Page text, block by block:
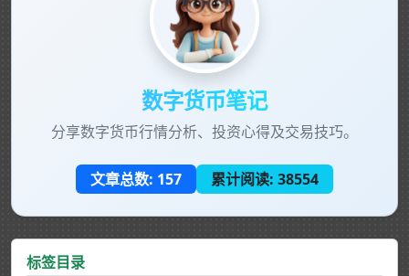
数字货币笔记
分享数字货币行情分析、投资心得及交易技巧。
文章总数: 157 累计阅读: 38554
标签目录